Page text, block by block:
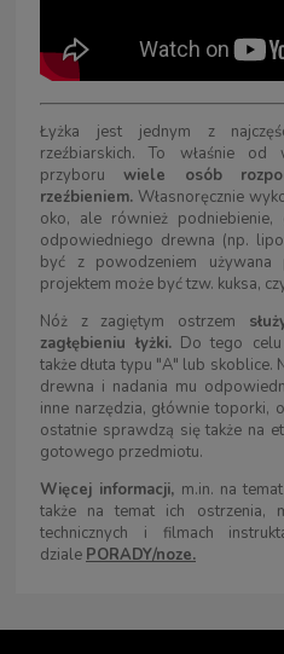
Łyżka jest jednym z
rzeźbiarskich. To właśnie od
przyboru wiele osób
rzeźbieniem. Własnoręcznie
oko, ale również
odpowiedniego drewna (np.
być z powodzeniem używana
projektem może być tzw. kuksa,
Nóż z zagiętym ostrzem
zagłębieniu łyżki. Do tego celu
także dłuta typu "A" lub
drewna i nadania mu
inne narzędzia, głównie toporki,
ostatnie sprawdzą się także na
gotowego przedmiotu.
Więcej informacji, m.in. na
także na temat ich ostrzenia,
technicznych i filmach
dziale PORADY/noze.